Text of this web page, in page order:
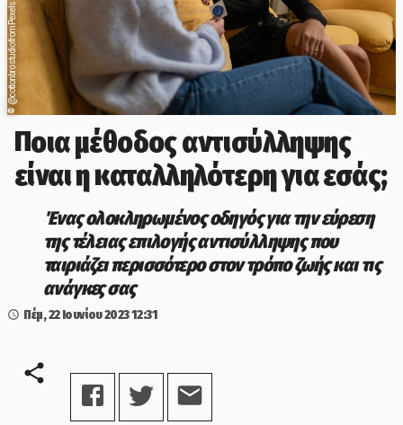
©
@cottonbro studio from Pexels
Ποια μέθοδος αντισύλληψης
είναι η καταλληλότερη για εσάς;
Ένας ολοκληρωμένος οδηγός για την εύρεση
της τέλειας επιλογής αντισύλληψης που
ταιριάζει περισσότερο στον τρόπο ζωής και τις
ανάγκες σας
Πέμ, 22 Ιουνίου 202312:31